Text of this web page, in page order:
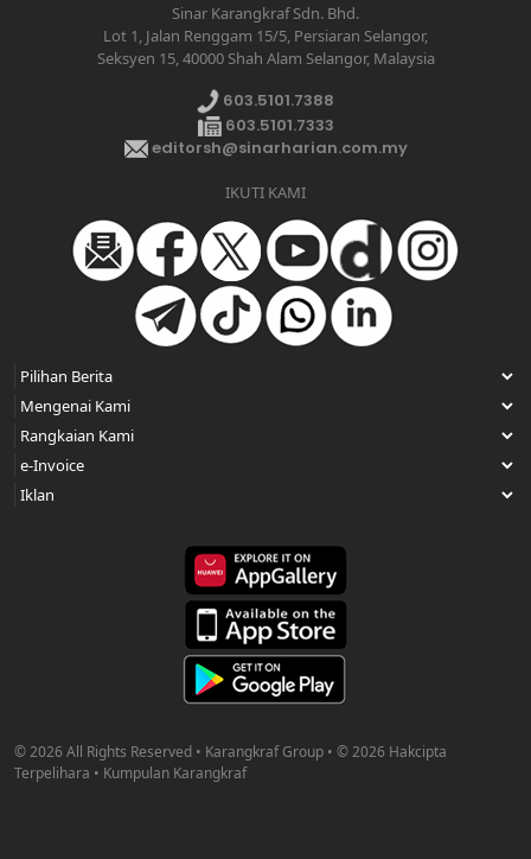
Sinar Karangkraf Sdn. Bhd.
Lot 1, Jalan Renggam 15/5, Persiaran Selangor,
Seksyen 15, 40000 Shah Alam Selangor, Malaysia
603.5101.7388
603.5101.7333
editorsh@sinarharian.com.my
IKUTI KAMI
© 2026 All Rights Reserved • Karangkraf Group • © 2026 Hakcipta
Terpelihara • Kumpulan Karangkraf